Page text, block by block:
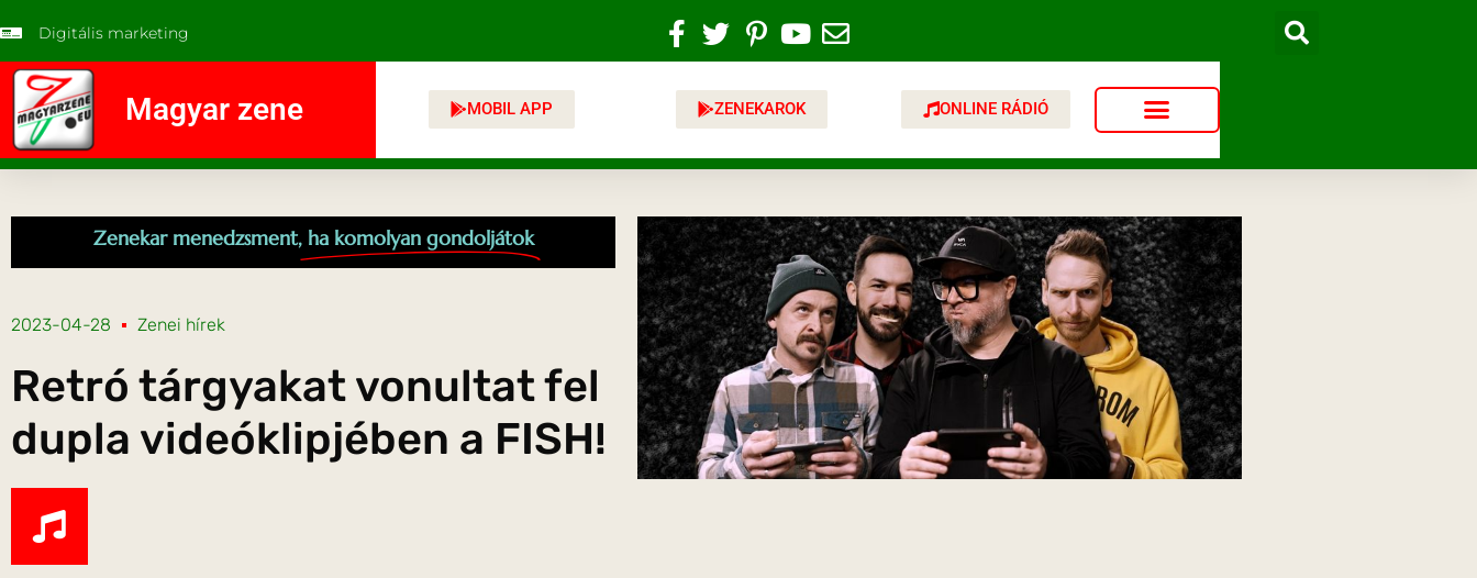
Digitális marketing
Magyar zene MOBIL APP ZENEKAROK ONLINE RÁDIÓ
Zenekar menedzsment, ha komolyan gondoljátok
2023-04-28 Zenei hírek
Retró tárgyakat vonultat fel
dupla videóklipjében a FISH!